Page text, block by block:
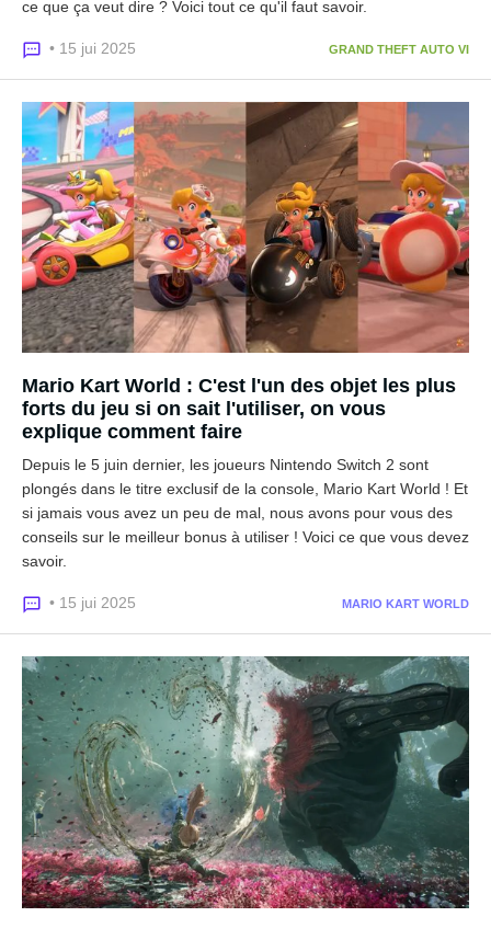
ce que ça veut dire ? Voici tout ce qu'il faut savoir.
• 15 jui 2025 GRAND THEFT AUTO VI
Mario Kart World : C'est l'un des objet les plus
forts du jeu si on sait l'utiliser, on vous
explique comment faire
Depuis le 5 juin dernier, les joueurs Nintendo Switch 2 sont
plongés dans le titre exclusif de la console, Mario Kart World ! Et
si jamais vous avez un peu de mal, nous avons pour vous des
conseils sur le meilleur bonus à utiliser ! Voici ce que vous devez
savoir.
• 15 jui 2025 MARIO KART WORLD